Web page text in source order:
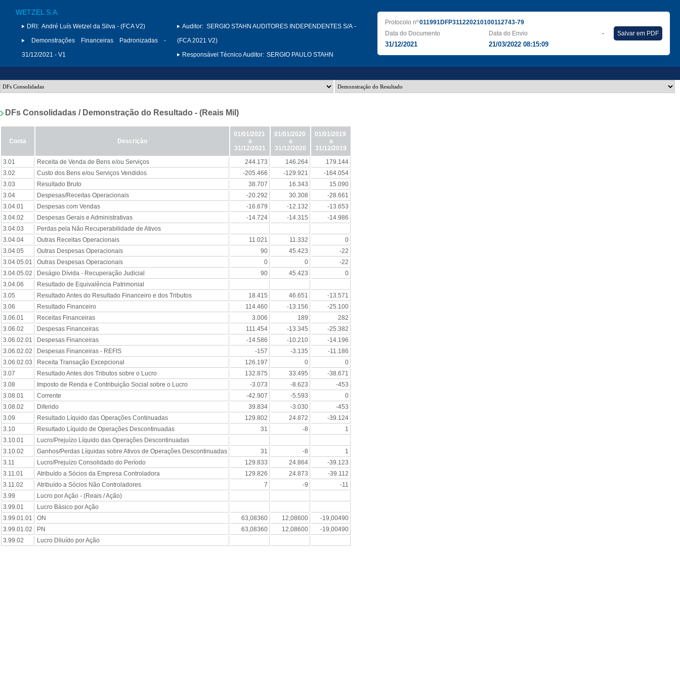
WETZEL S.A.
DRI: André Luís Wetzel da Silva - (FCA V2)
Demonstrações Financeiras Padronizadas -
31/12/2021 - V1
Auditor: SERGIO STAHN AUDITORES INDEPENDENTES S/A -
(FCA 2021 V2)
Responsável Técnico Auditor: SERGIO PAULO STAHN
Protocolo nº011991DFP311220210100112743-79
Data do Documento
31/12/2021
Data do Envio
21/03/2022 08:15:09
- Salvar em PDF